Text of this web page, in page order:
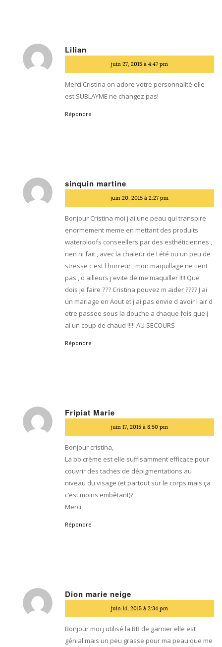
Lilian
:
juin 27, 2015 à 4:47 pm
Merci Cristina on adore votre personnalité elle
est SUBLAYME ne changez pas!
Répondre
sinquin martine
:
juin 20, 2015 à 2:27 pm
Bonjour Cristina moi j ai une peau qui transpire
enormement meme en mettant des produits
waterploofs conseellers par des esthéticiennes ,
rien ni fait , avec la chaleur de l été ou un peu de
stresse c est l horreur , mon maquillage ne tient
pas , d ailleurs j evite de me maquiller !!!! Que
dois je faire ??? Cristina pouvez m aider ???? J ai
un mariage en Aout et j ai pas envie d avoir l air d
etre passee sous la douche a chaque fois que j
ai un coup de chaud !!!!! AU SECOURS
Répondre
Fripiat Marie
:
juin 17, 2015 à 8:50 pm
Bonjour cristina,
La bb crème est elle suffisamment efficace pour
couvrir des taches de dépigmentations au
niveau du visage (et partout sur le corps mais ça
c’est moins embêtant)?
Merci
Répondre
Dion marie neige
:
juin 14, 2015 à 2:34 pm
Bonjour moi j utilisé la BB de garnier elle est
génial mais un peu grasse pour ma peau que me